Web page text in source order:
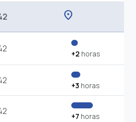
location_on
+2 horas
+3 horas
+7 horas